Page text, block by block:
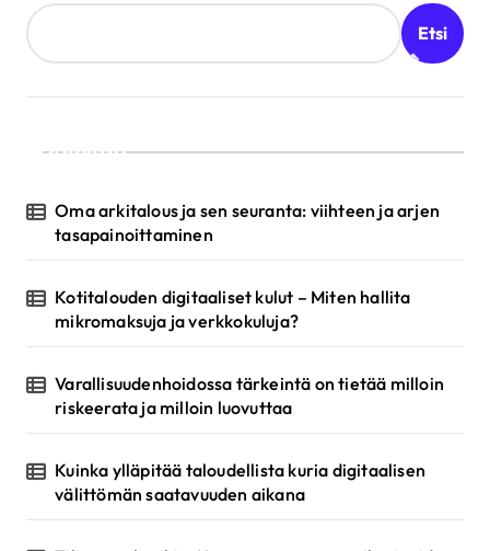
k
e
l
n
l
a
u
Etsi
Valittu
Oma arkitalous ja sen seuranta: viihteen ja arjen
tasapainoittaminen
Kotitalouden digitaaliset kulut – Miten hallita
mikromaksuja ja verkkokuluja?
Varallisuudenhoidossa tärkeintä on tietää milloin
riskeerata ja milloin luovuttaa
Kuinka ylläpitää taloudellista kuria digitaalisen
välittömän saatavuuden aikana